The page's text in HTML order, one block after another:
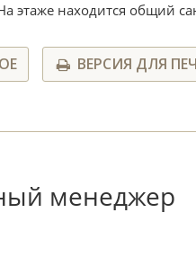
этаже находится общий
ВЕРСИЯ ДЛЯ
менеджер